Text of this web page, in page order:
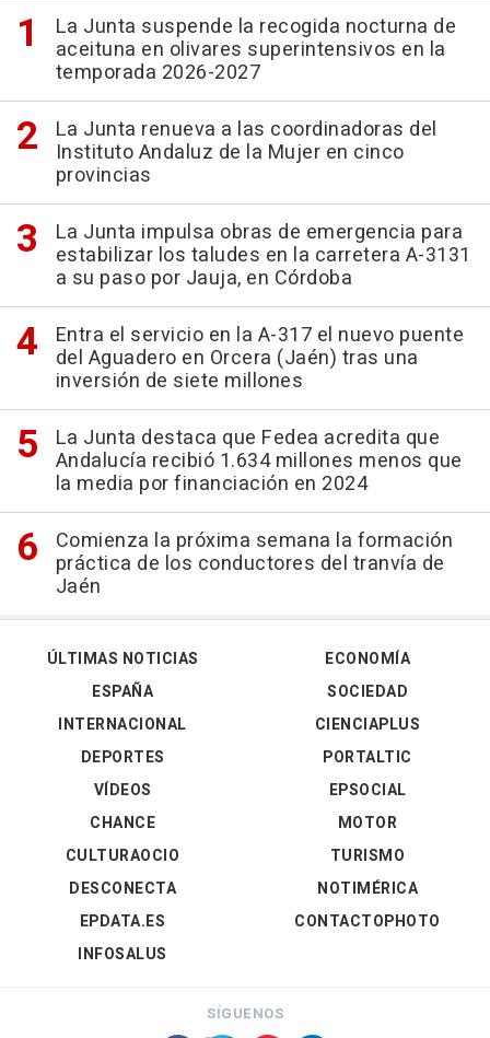
La Junta suspende la recogida nocturna de
aceituna en olivares superintensivos en la
temporada 2026-2027
La Junta renueva a las coordinadoras del
Instituto Andaluz de la Mujer en cinco
provincias
La Junta impulsa obras de emergencia para
estabilizar los taludes en la carretera A-3131
a su paso por Jauja, en Córdoba
Entra el servicio en la A-317 el nuevo puente
del Aguadero en Orcera (Jaén) tras una
inversión de siete millones
La Junta destaca que Fedea acredita que
Andalucía recibió 1.634 millones menos que
la media por financiación en 2024
Comienza la próxima semana la formación
práctica de los conductores del tranvía de
Jaén
ÚLTIMAS NOTICIAS
ESPAÑA
INTERNACIONAL
DEPORTES
VÍDEOS
ECONOMÍA
SOCIEDAD
CIENCIAPLUS
PORTALTIC
EPSOCIAL
CHANCE
CULTURAOCIO
DESCONECTA
EPDATA.ES
INFOSALUS
MOTOR
TURISMO
NOTIMÉRICA
CONTACTOPHOTO
SÍGUENOS